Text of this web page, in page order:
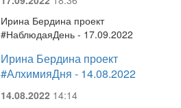
Ирина Бердина проект
#НаблюдаяДень - 17.09.2022
Ирина Бердина проект
#АлхимияДня - 14.08.2022
14.08.2022 14:14